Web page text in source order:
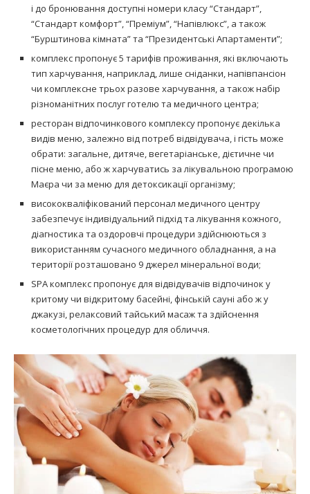
і до бронювання доступні номери класу “Стандарт”,
“Стандарт комфорт”, “Преміум”, “Напівлюкс”, а також
“Бурштинова кімната” та “Президентські Апартаменти”;
комплекс пропонує 5 тарифів проживання, які включають
тип харчування, наприклад, лише сніданки, напівпансіон
чи комплексне трьох разове харчування, а також набір
різноманітних послуг готелю та медичного центра;
ресторан відпочинкового комплексу пропонує декілька
видів меню, залежно від потреб відвідувача, і гість може
обрати: загальне, дитяче, вегетаріанське, дієтичне чи
пісне меню, або ж харчуватись за лікувальною програмою
Маєра чи за меню для детоксикації організму;
висококваліфікований персонал медичного центру
забезпечує індивідуальний підхід та лікування кожного,
діагностика та оздоровчі процедури здійснюються з
використанням сучасного медичного обладнання, а на
території розташовано 9 джерел мінеральної води;
SPA комплекс пропонує для відвідувачів відпочинок у
критому чи відкритому басейні, фінській сауні або ж у
джакузі, релаксовий тайський масаж та здійснення
косметологічних процедур для обличчя.